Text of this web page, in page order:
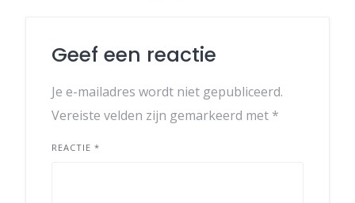
Geef een reactie
Je e-mailadres wordt niet gepubliceerd.
Vereiste velden zijn gemarkeerd met *
REACTIE *